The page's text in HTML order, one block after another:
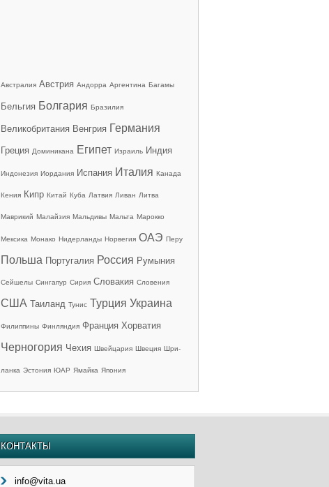
Австралия Австрия Андорра Аргентина Багамы
Бельгия Болгария Бразилия
Великобритания Венгрия Германия
Греция Доминикана Египет Израиль Индия
Индонезия Иордания Испания Италия Канада
Кения Кипр Китай Куба Латвия Ливан Литва
Маврикий Малайзия Мальдивы Мальта Марокко
Мексика Монако Нидерланды Норвегия ОАЭ Перу
Польша Португалия Россия Румыния
Сейшелы Сингапур Сирия Словакия Словения
США Таиланд Тунис Турция Украина
Филиппины Финляндия Франция Хорватия
Черногория Чехия Швейцария Швеция Шри-
ланка Эстония ЮАР Ямайка Япония
КОНТАКТЫ
info@vita.ua